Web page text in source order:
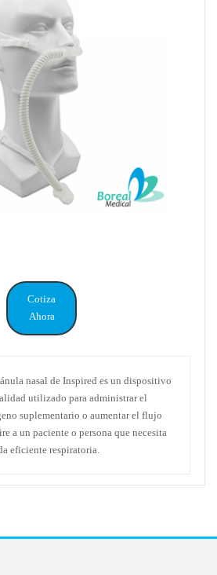
Cotiza
Ahora
nasal de Inspired es un dispositivo
utilizado para administrar el
suplementario o aumentar el flujo
a un paciente o persona que necesita
eficiente respiratoria.